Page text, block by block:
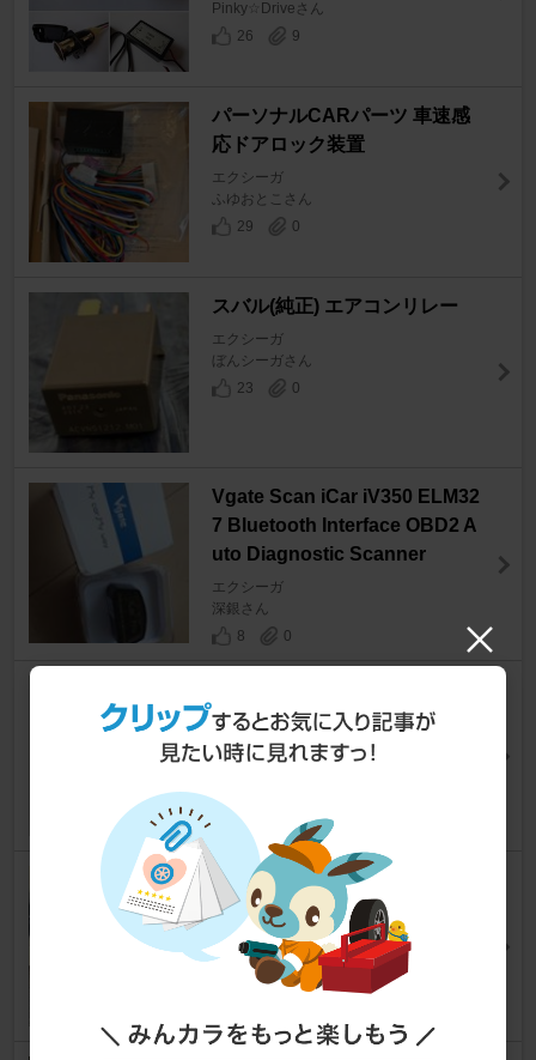
Pinky☆Driveさん
26
9
パーソナルCARパーツ 車速感
応ドアロック装置
エクシーガ
ふゆおとこさん
29
0
スバル(純正) エアコンリレー
エクシーガ
ぼんシーガさん
23
0
Vgate Scan iCar iV350 ELM32
7 Bluetooth Interface OBD2 A
uto Diagnostic Scanner
エクシーガ
深銀さん
8
0
エクシーガ
くみぱぱさん
Continental ExtremeContact
DWS06 PLUS
エクシーガ
Hidekanさん